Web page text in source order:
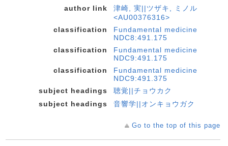
author link
津崎, 実||ツザキ, ミノル
<AU00376316>
classification
Fundamental medicine
NDC8:491.175
classification
Fundamental medicine
NDC9:491.175
classification
Fundamental medicine
NDC9:491.375
subject headings
聴覚||チョウカク
subject headings
音響学||オンキョウガク
Go to the top of this page